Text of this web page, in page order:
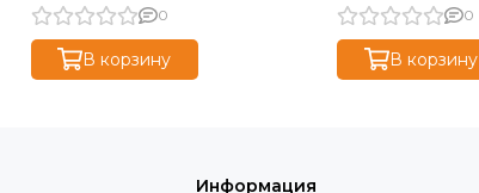
0
В корзину
0
В корзину
Информация